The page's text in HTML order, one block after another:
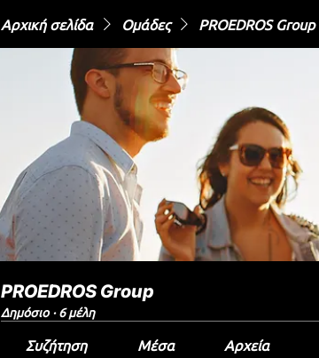
Αρχική σελίδα Ομάδες PROEDROS Group
PROEDROS Group
Δημόσιο · 6 μέλη
Συζήτηση Μέσα Αρχεία